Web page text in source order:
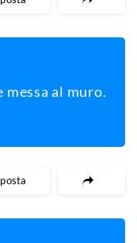
messa al muro.